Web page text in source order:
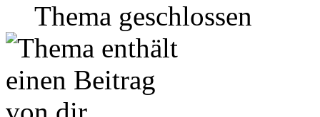
Thema geschlossen